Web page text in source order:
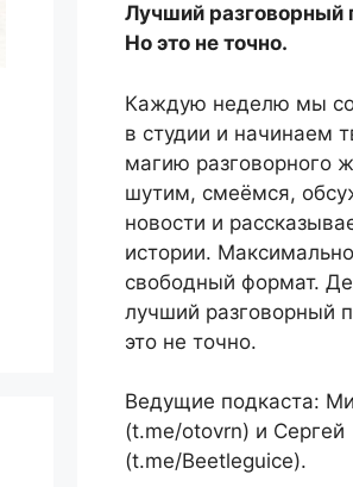
Лучший разговорный
Но это не точно.
Каждую неделю мы
в студии и начинаем
магию разговорного
шутим, смеёмся,
новости и
истории. Максимально
свободный формат.
лучший разговорный
это не точно.
Ведущие подкаста:
(t.me/otovrn) и Сергей
(t.me/Beetleguice).